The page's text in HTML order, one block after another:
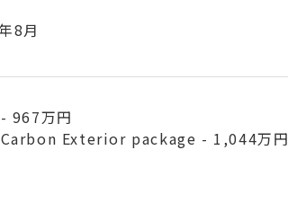
8月
967万円
Carbon Exterior package - 1,044万円